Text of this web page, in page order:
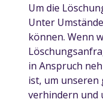
Um die
Unter
können. Wenn
in Anspruch
ist, um unseren
verhindern und